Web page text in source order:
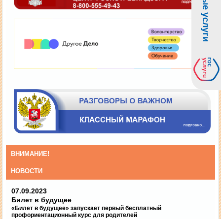
ВНИМАНИЕ!
НОВОСТИ
07.09.2023
Билет в будущее
«Билет в будущее» запускает первый бесплатный
профориентационный курс для родителей